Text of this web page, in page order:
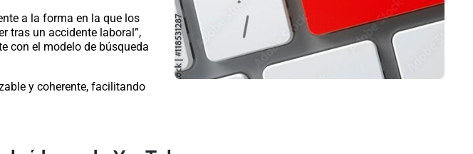
a la forma en la que los
tras un accidente laboral”,
con el modelo de búsqueda
y coherente, facilitando